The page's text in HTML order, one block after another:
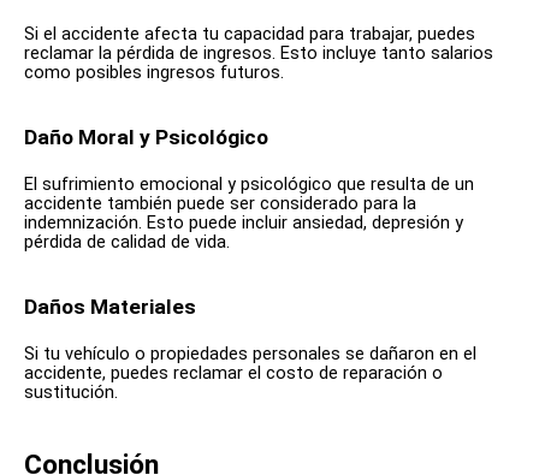
Si el accidente afecta tu capacidad para trabajar, puedes
reclamar la pérdida de ingresos. Esto incluye tanto salarios
como posibles ingresos futuros.
Daño Moral y Psicológico
El sufrimiento emocional y psicológico que resulta de un
accidente también puede ser considerado para la
indemnización. Esto puede incluir ansiedad, depresión y
pérdida de calidad de vida.
Daños Materiales
Si tu vehículo o propiedades personales se dañaron en el
accidente, puedes reclamar el costo de reparación o
sustitución.
Conclusión